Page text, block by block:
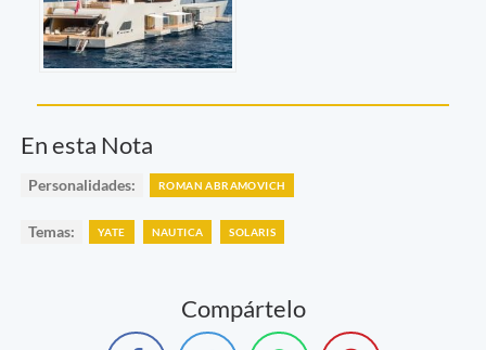
En esta Nota
Personalidades: ROMAN ABRAMOVICH
Temas: YATE NAUTICA SOLARIS
Compártelo